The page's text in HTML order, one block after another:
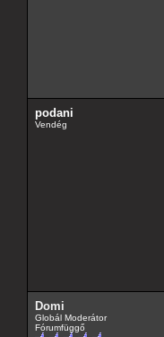
podani
Vendég
Domi
Globál Moderátor
Fórumfüggő